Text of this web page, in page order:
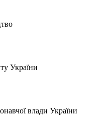
України
влади України